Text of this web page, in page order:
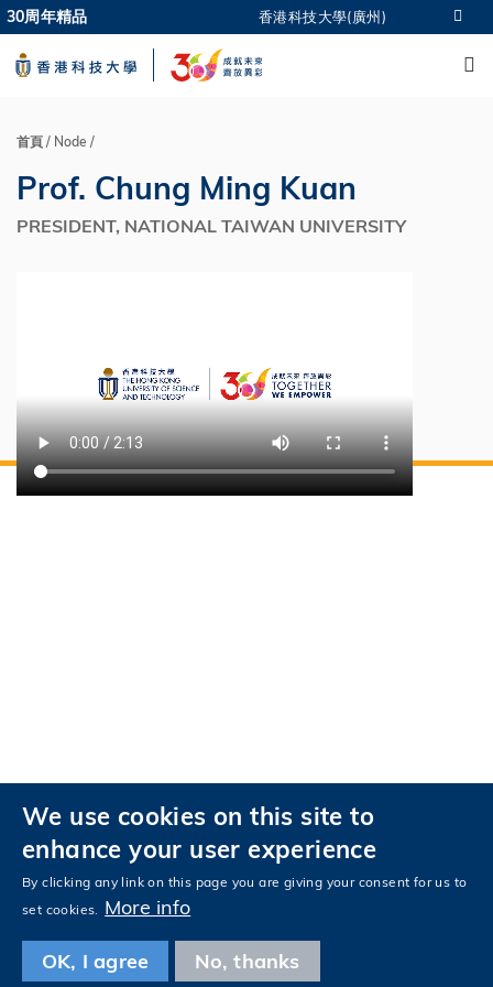
Skip
to
main
更多科大概覽
科大新聞
生活@科大
30周年精品 香港科技大學(廣州)
導
航
連
首頁 Node
Prof. Chung Ming Kuan
PRESIDENT, NATIONAL TAIWAN UNIVERSITY
私隱政策
無障礙瀏覽
關注科大
FacebookLinkedInInstagramYoutubeTencentWechat
© 版權屬香港科技大學所有
We use cookies on this site to
enhance your user experience
By clicking any link on this page you are giving your consent for us to
set cookies. More info
OK, I agree No, thanks